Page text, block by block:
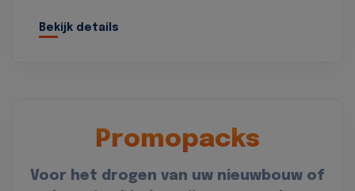
Bekijk details
Promopacks
Voor het drogen van uw nieuwbouw of